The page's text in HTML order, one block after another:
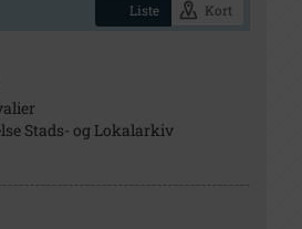
Liste Kort
Stads- og Lokalarkiv